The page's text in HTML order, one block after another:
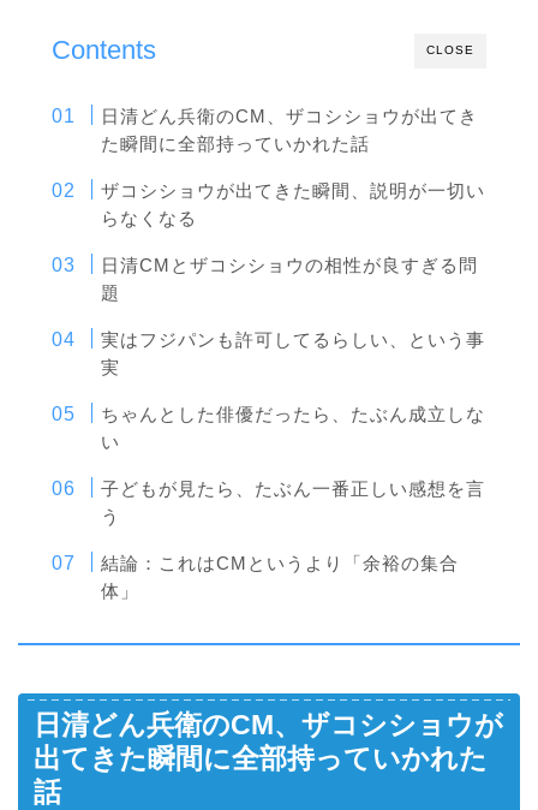
CLOSE
Contents
日清どん兵衛のCM、ザコシショウが出てき
た瞬間に全部持っていかれた話
ザコシショウが出てきた瞬間、説明が一切い
らなくなる
日清CMとザコシショウの相性が良すぎる問
題
実はフジパンも許可してるらしい、という事
実
ちゃんとした俳優だったら、たぶん成立しな
い
子どもが見たら、たぶん一番正しい感想を言
う
結論：これはCMというより「余裕の集合
体」
日清どん兵衛のCM、ザコシショウが
出てきた瞬間に全部持っていかれた
話